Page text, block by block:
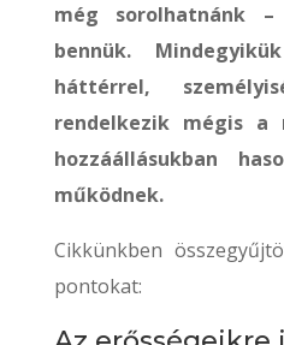
még sorolhatnánk
bennük.
háttérrel,
rendelkezik mégis a
hozzáállásukban
működnek.
Cikkünkben
pontokat: